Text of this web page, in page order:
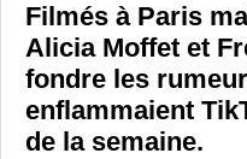
Filmés à Paris
Alicia Moffet et
fondre les
enflammaient
de la semaine.